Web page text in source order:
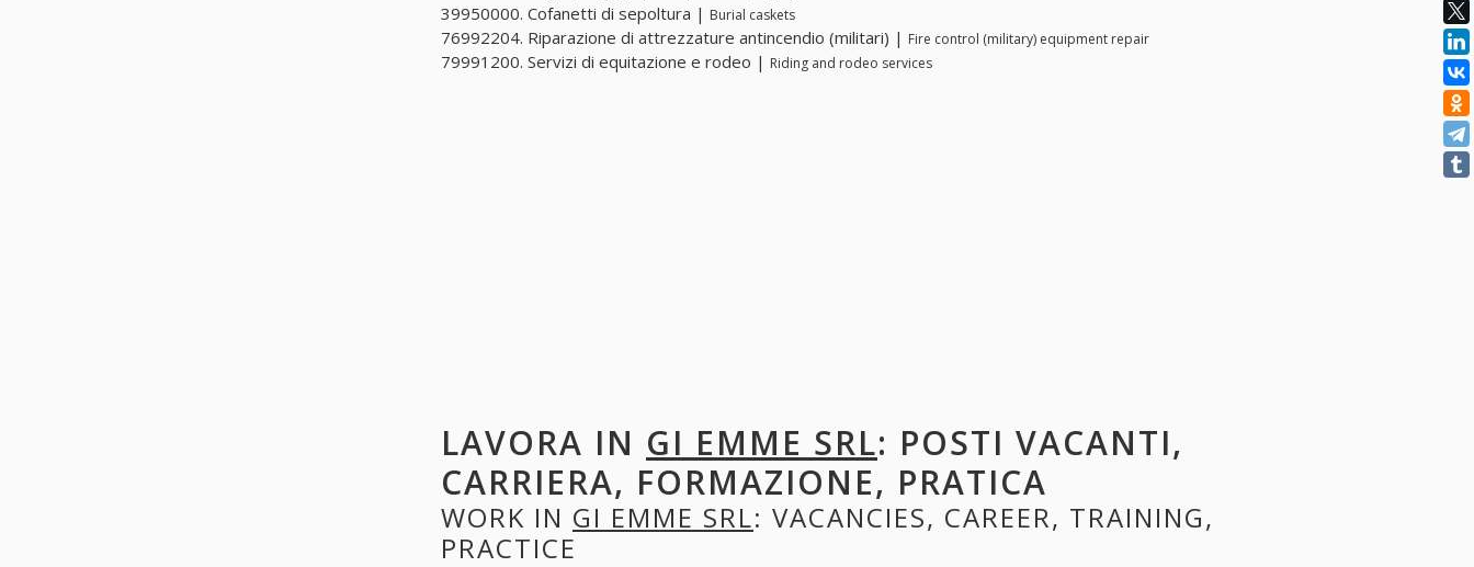
39950000. Cofanetti di sepoltura | Burial caskets
76992204. Riparazione di attrezzature antincendio (militari) | Fire control (military) equipment repair
79991200. Servizi di equitazione e rodeo | Riding and rodeo services
LAVORA IN GI EMME SRL: POSTI VACANTI,
CARRIERA, FORMAZIONE, PRATICA
WORK IN GI EMME SRL: VACANCIES, CAREER, TRAINING,
PRACTICE